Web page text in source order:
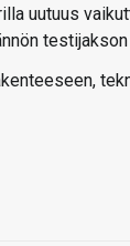
uutuus
testijakson